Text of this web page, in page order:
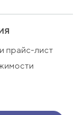
прайс-лист